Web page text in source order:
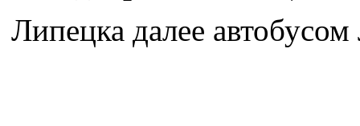
Липецка далее